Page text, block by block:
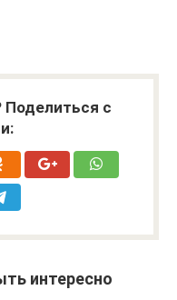
Поделиться с
интересно